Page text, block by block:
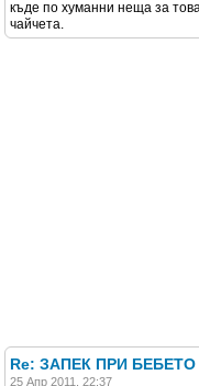
къде по хуманни неща за
чайчета.
Re: ЗАПЕК ПРИ БЕБЕТО
25 Апр 2011, 22:37